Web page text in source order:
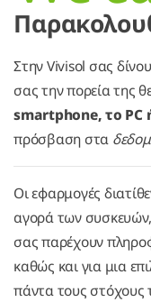
Στην Vivisol σας
σας την πορεία της
smartphone, το PC
πρόσβαση στα
Οι εφαρμογές
αγορά των
σας παρέχουν
καθώς και για μια
πάντα τους στόχους